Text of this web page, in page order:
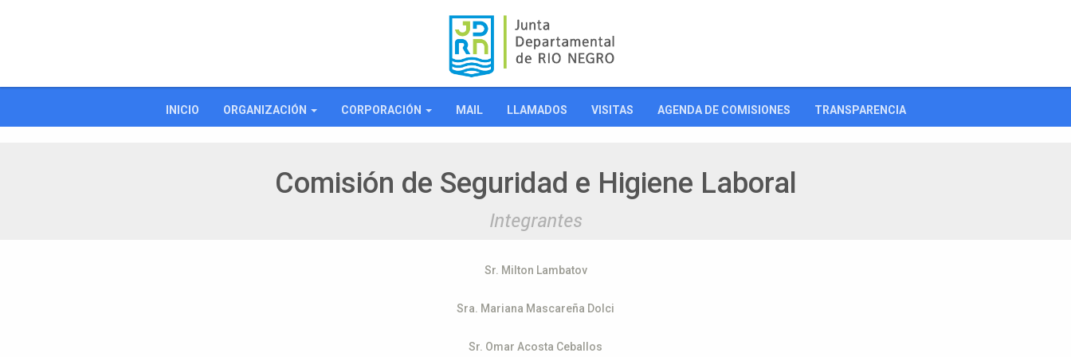
INICIO ORGANIZACIÓN CORPORACIÓN MAIL LLAMADOS VISITAS AGENDA DE COMISIONES TRANSPARENCIA
Comisión de Seguridad e Higiene Laboral
Integrantes
Sr. Milton Lambatov
Sra. Mariana Mascareña Dolci
Sr. Omar Acosta Ceballos